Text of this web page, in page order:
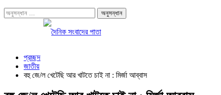
প্রচ্ছদ
জাতীয়
বহু জে/ল খেটেছি আর খাটতে চাই না : মির্জা আব্বাস